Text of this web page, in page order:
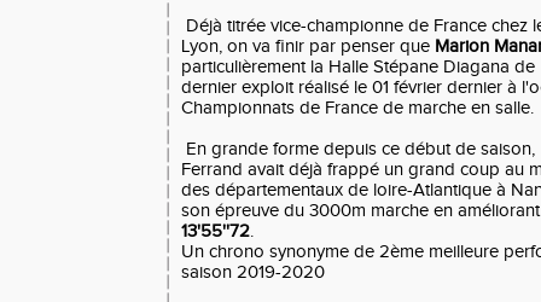
Déjà titrée vice-championne de France chez
Lyon, on va finir par penser que Marion
particulièrement la Halle Stépane Diagana
dernier exploit réalisé le 01 février dernier à
Championnats de France de marche en salle.
En grande forme depuis ce début de saison,
Ferrand avait déjà frappé un grand coup au
des départementaux de loire-Atlantique à
son épreuve du 3000m marche en
13'55''72.
Un chrono synonyme de 2ème meilleure
saison 2019-2020